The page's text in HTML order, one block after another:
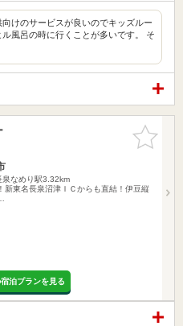
けのサービスが良いのでキッズルー
風呂の時に行くことが多いです。 そ
お気に入
りに追加
泉なめり駅3.32km
新東名長泉沼津ＩＣからも直結！伊豆縦
泊プランを見る